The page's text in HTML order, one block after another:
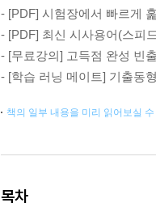
- [PDF] 시험장에서 빠르게
- [PDF] 최신 시사용어(스피
- [무료강의] 고득점 완성 빈
- [학습 러닝 메이트] 기출동
책의 일부 내용을 미리 읽어보실
목차